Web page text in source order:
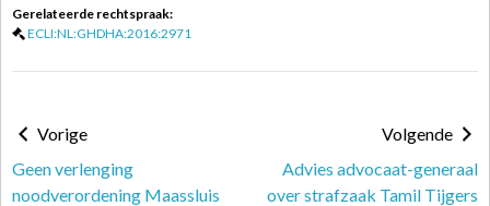
Gerelateerde rechtspraak:
ECLI:NL:GHDHA:2016:2971
Vorige
Geen verlenging
noodverordening Maassluis
Volgende
Advies advocaat-generaal
over strafzaak Tamil Tijgers